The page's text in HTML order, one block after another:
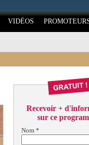
VIDÉOS
Recevoir +
sur ce
Nom *